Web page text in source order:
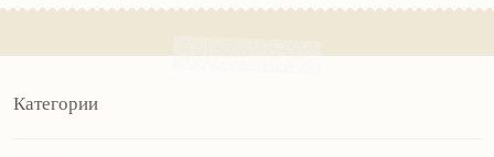
Категории